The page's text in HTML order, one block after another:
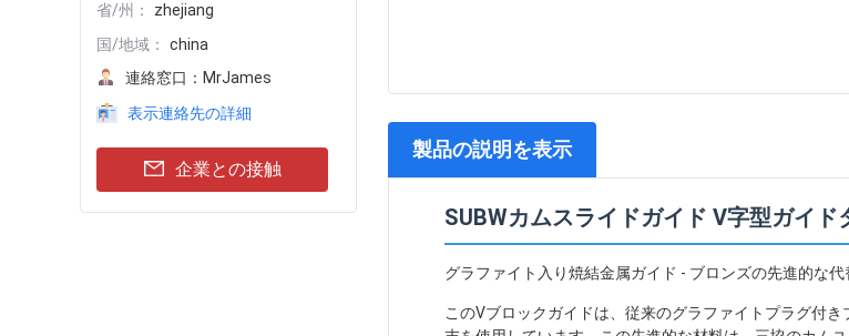
省/州：
zhejiang
国/地域：
china
連絡窓口： MrJames
表示連絡先の詳細
企業との接触
製品の説明を表示
SUBWカムスライドガイド V字型ガイド
グラファイト入り焼結金属ガイド - ブロンズの先進的な代
このVブロックガイドは、従来のグラファイトプラグ付